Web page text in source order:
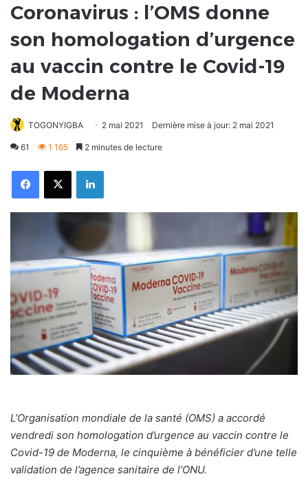
Coronavirus : l’OMS donne
son homologation d’urgence
au vaccin contre le Covid-19
de Moderna
TOGONYIGBA 2 mai 2021 Dernière mise à jour: 2 mai 2021
61 1 165 2 minutes de lecture
FacebookX Linkedin
L’Organisation mondiale de la santé (OMS) a accordé
vendredi son homologation d’urgence au vaccin contre le
Covid-19 de Moderna, le cinquième à bénéficier d’une telle
validation de l’agence sanitaire de l’ONU.